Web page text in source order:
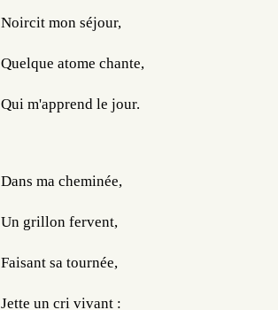
Noircit mon séjour,
Quelque atome chante,
Qui m'apprend le jour.
Dans ma cheminée,
Un grillon fervent,
Faisant sa tournée,
Jette un cri vivant :